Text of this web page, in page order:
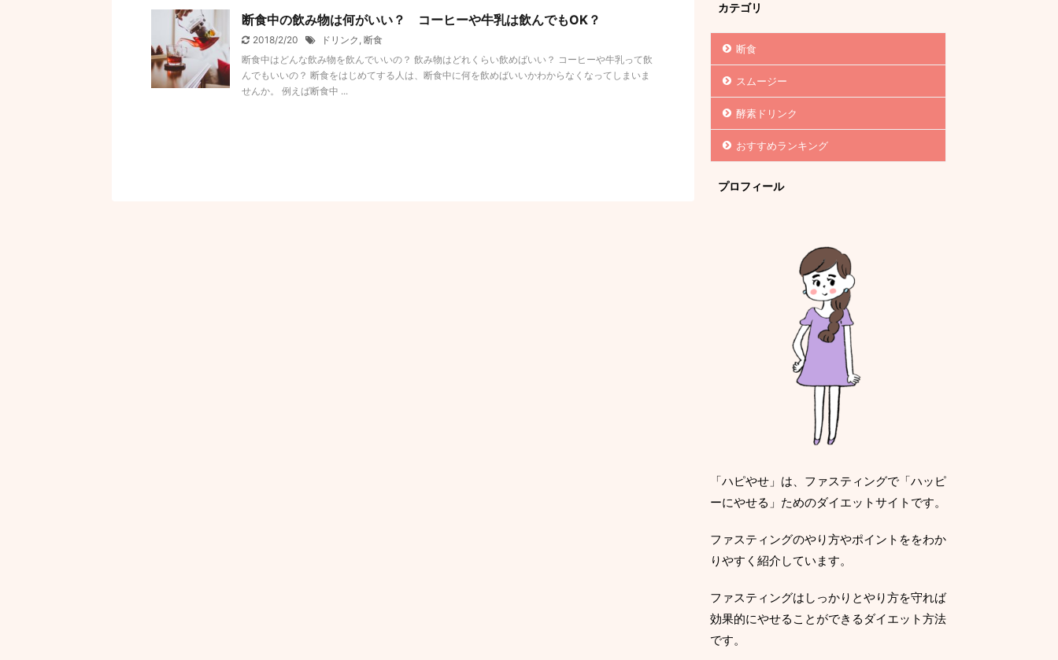
断食中の飲み物は何がいい？ コーヒーや牛乳は飲んでもOK？
2018/2/20 ドリンク , 断食
断食中はどんな飲み物を飲んでいいの？ 飲み物はどれくらい飲めばいい？ コーヒーや牛乳って飲
んでもいいの？ 断食をはじめてする人は、断食中に何を飲めばいいかわからなくなってしまいま
せんか。 例えば断食中 ...
カテゴリ
断食
スムージー
酵素ドリンク
おすすめランキング
プロフィール
「ハピやせ」は、ファスティングで「ハッピ
ーにやせる」ためのダイエットサイトです。
ファスティングのやり方やポイントををわか
りやすく紹介しています。
ファスティングはしっかりとやり方を守れば
効果的にやせることができるダイエット方法
です。